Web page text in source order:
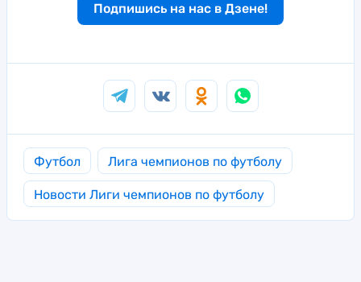
Подпишись на нас в Дзене!
Футбол Лига чемпионов по футболу
Новости Лиги чемпионов по футболу